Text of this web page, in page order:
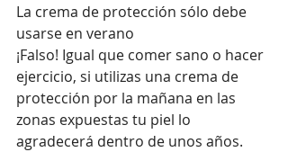
La crema de protección sólo debe
usarse en verano
¡Falso! Igual que comer sano o hacer
ejercicio, si utilizas una crema de
protección por la mañana en las
zonas expuestas tu piel lo
agradecerá dentro de unos años.